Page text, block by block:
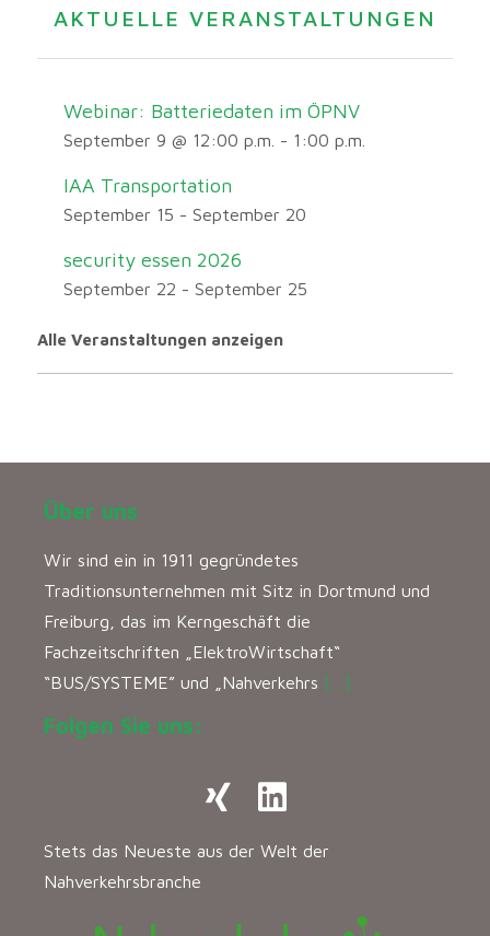
AKTUELLE VERANSTALTUNGEN
Webinar: Batteriedaten im ÖPNV
September 9 @ 12:00 p.m. - 1:00 p.m.
IAA Transportation
September 15 - September 20
security essen 2026
September 22 - September 25
Alle Veranstaltungen anzeigen
Über uns
Wir sind ein in 1911 gegründetes
Traditionsunternehmen mit Sitz in Dortmund und
Freiburg, das im Kerngeschäft die
Fachzeitschriften „ElektroWirtschaft“
“BUS/SYSTEME” und „Nahverkehrs […]
Folgen Sie uns:
Stets das Neueste aus der Welt der
Nahverkehrsbranche